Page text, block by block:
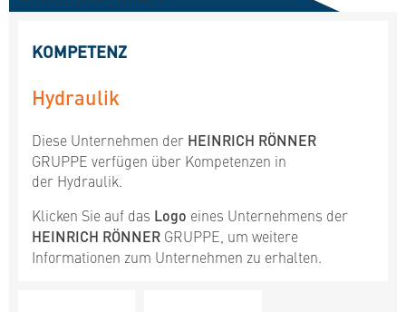
KOMPETENZ
Hydraulik
Diese Unternehmen der HEINRICH RÖNNER
GRUPPE verfügen über Kompetenzen in
der Hydraulik.
Klicken Sie auf das Logo eines Unternehmens der
HEINRICH RÖNNER GRUPPE, um weitere
Informationen zum Unternehmen zu erhalten.